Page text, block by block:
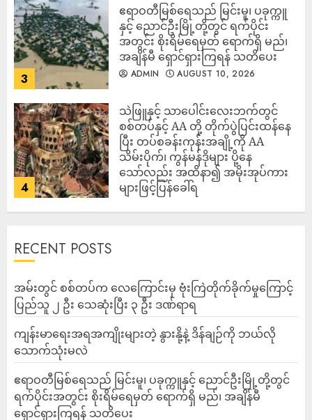
3
ဧရာဝတီမြစ်ရေသည် မြင်းမူ၊ ပခုက္ကူ
နှင့် ညောင်ဦးမြို့တို့တွင် ရက်ပိုင်း
အတွင်း စိုးရိမ်ရေမှတ် ရောက်ရှိ မည်၊
အချိန်မီ ရှောင်ရှားကြရန် သတိပေး
ADMIN AUGUST 10, 2026
4
သဲဖြူနှင့် သာပေါင်းလေးဘက်တွင်
စစ်တပ်နှင့် AA တို့ တိုက်ပွဲပြင်းထန်‌နေ
ပြီး တပ်စခန်းကုန်းအချို့ကို AA
သိမ်းပိုက်၊ ကွန်မန်ဒိုများ ပို့နေ
သော်လည်း အထိနာ၍ အမိုးအုပ်ကား
များဖြင့်ပြန်ခေါ်ရ
RECENT POSTS
‎အမ်းတွင် စစ်တပ်က လေကြောင်းမှ ဗုံးကြဲတိုက်ခိုက်မှုကြောင့်
ပြည်သူ ၂ ဦး သေဆုံးပြီး ၃ ဦး ဒဏ်ရာရ
ကျန်းမာရေးအရအကျိုးများတဲ့ နွားနို့နဲ့ ဒိန်ချဉ်ကို ဘယ်လို
သောက်သုံးမလဲ
ဧရာဝတီမြစ်ရေသည် မြင်းမူ၊ ပခုက္ကူနှင့် ညောင်ဦးမြို့တို့တွင်
ရက်ပိုင်းအတွင်း စိုးရိမ်ရေမှတ် ရောက်ရှိ မည်၊ အချိန်မီ
ရှောင်ရှားကြရန် သတိပေး